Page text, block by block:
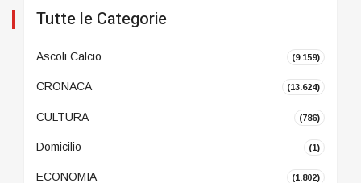
Tutte le Categorie
Ascoli Calcio (9.159)
CRONACA (13.624)
CULTURA (786)
Domicilio (1)
ECONOMIA (1.802)